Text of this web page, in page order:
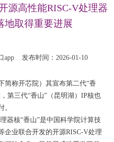
源高性能RISC-V处理器
地取得重要进展
app 发布时间：2026-01-10
简称开芯院）其宣布第二代“香
第三代“香山”（昆明湖）IP核也
。
器核“香山”是中国科学院计算技
企业联合开发的开源RISC-V处理